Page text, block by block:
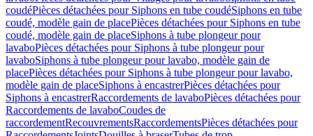
coudéPièces détachées pour Siphons en tube coudéSiphons en tube
coudé, modèle gain de placePièces détachées pour Siphons en tube
coudé, modèle gain de placeSiphons à tube plongeur pour
lavaboPièces détachées pour Siphons à tube plongeur pour
lavaboSiphons à tube plongeur pour lavabo, modèle gain de
placePièces détachées pour Siphons à tube plongeur pour lavabo,
modèle gain de placeSiphons à encastrerPièces détachées pour
Siphons à encastrerRaccordements de lavaboPièces détachées pour
Raccordements de lavaboCoudes de
raccordementRecouvrementsRaccordementsPièces détachées pour